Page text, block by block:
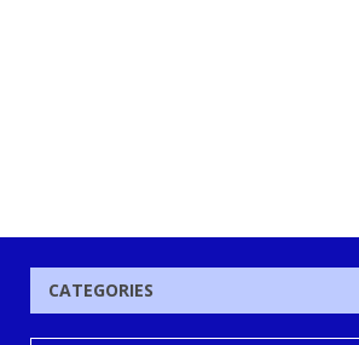
CATEGORIES